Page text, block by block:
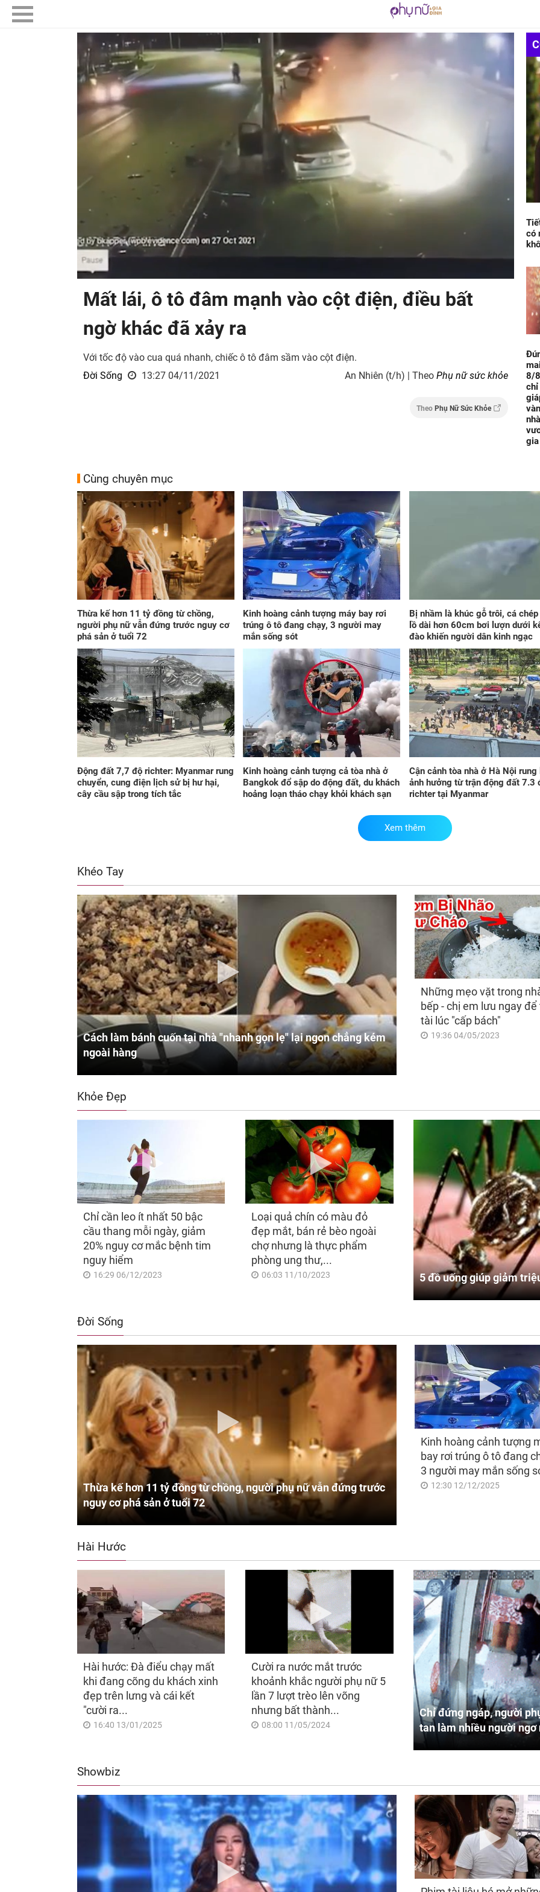
Mất lái, ô tô đâm mạnh vào cột điện, điều bất
ngờ khác đã xảy ra
Với tốc độ vào cua quá nhanh, chiếc ô tô đâm sầm vào cột điện.
Đời Sống
13:27 04/11/2021 An Nhiên (t/h) | TheoPhụ nữ sức khỏe
TheoPhụ Nữ Sức Khỏe
có
8/
chỉ
tra
Cùng chuyên mục
Thừa kế hơn 11 tỷ đồng từ chồng,
người phụ nữ vẫn đứng trước nguy cơ
phá sản ở tuổi 72
Kinh hoàng cảnh tượng máy bay rơi
trúng ô tô đang chạy, 3 người may
mắn sống sót
Bị nhầm là khúc gỗ trôi, cá chép
lồ dài hơn 60cm bơi lượn dưới
đào khiến người dân kinh ngạc
Động đất 7,7 độ richter: Myanmar rung
chuyển, cung điện lịch sử bị hư hại,
cây cầu sập trong tích tắc
Kinh hoàng cảnh tượng cả tòa nhà ở
Bangkok đổ sập do động đất, du khách
hoảng loạn tháo chạy khỏi khách sạn
Cận cảnh tòa nhà ở Hà Nội rung
ảnh hưởng từ trận động đất 7.3
richter tại Myanmar
Xem thêm
Khéo Tay
Cách làm bánh cuốn tại nhà "nhanh gọn lẹ" lại ngon chẳng kém
ngoài hàng
Những mẹo vặt trong
bếp - chị em lưu ngay để
tài lúc "cấp bách"
19:36 04/05/2023
Khỏe Đẹp
Chỉ cần leo ít nhất 50 bậc
cầu thang mỗi ngày, giảm
20% nguy cơ mắc bệnh tim
nguy hiểm
16:29 06/12/2023
Loại quả chín có màu đỏ
đẹp mắt, bán rẻ bèo ngoài
chợ nhưng là thực phẩm
phòng ung thư,...
06:03 11/10/2023 5 đồ uống giúp giảm
Đời Sống
Thừa kế hơn 11 tỷ đồng từ chồng, người phụ nữ vẫn đứng trước
nguy cơ phá sản ở tuổi 72
Kinh hoàng cảnh tượng
bay rơi trúng ô tô đang
3 người may mắn sống
12:30 12/12/2025
Hài Hước
Hài hước: Đà điểu chạy mất
khi đang cõng du khách xinh
đẹp trên lưng và cái kết
"cười ra...
16:40 13/01/2025
Cười ra nước mắt trước
khoảnh khắc người phụ nữ 5
lần 7 lượt trèo lên võng
nhưng bất thành...
08:00 11/05/2024
Chỉ đứng ngáp, người
tan làm nhiều người ngơ
Showbiz